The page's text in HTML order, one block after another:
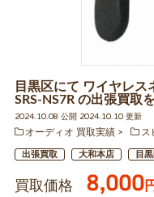
目黒区にて ワイヤレス
SRS-NS7R の出張買取
2024.10.08 公開 2024.10.10 更新
オーディオ 買取実績
ス
出張買取 大和本店 目
買取価格 8,000